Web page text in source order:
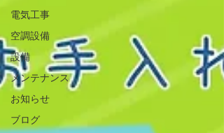
電気工事
空調設備
設備
メンテナンス
お知らせ
ブログ